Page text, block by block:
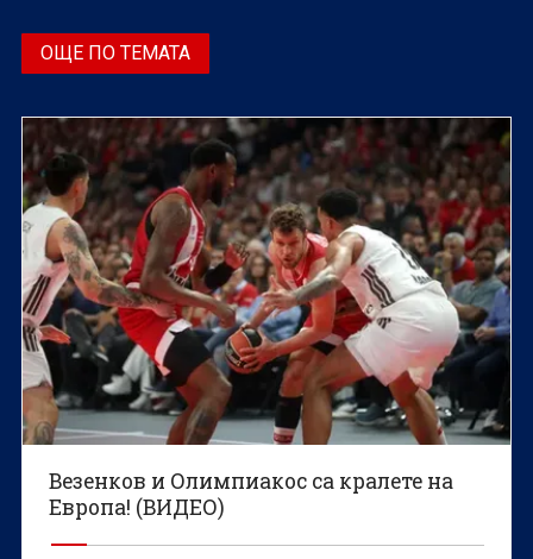
ОЩЕ ПО ТЕМАТА
Везенков и Олимпиакос са кралете на
Европа! (ВИДЕО)